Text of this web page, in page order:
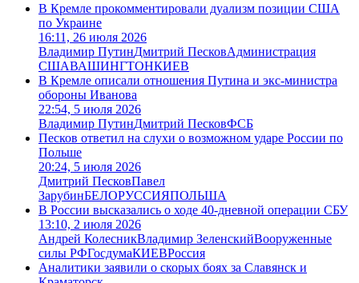
В Кремле прокомментировали дуализм позиции США
по Украине
16:11, 26 июля 2026
Владимир ПутинДмитрий ПесковАдминистрация
СШАВАШИНГТОНКИЕВ
В Кремле описали отношения Путина и экс-министра
обороны Иванова
22:54, 5 июля 2026
Владимир ПутинДмитрий ПесковФСБ
Песков ответил на слухи о возможном ударе России по
Польше
20:24, 5 июля 2026
Дмитрий ПесковПавел
ЗарубинБЕЛОРУССИЯПОЛЬША
В России высказались о ходе 40-дневной операции СБУ
13:10, 2 июля 2026
Андрей КолесникВладимир ЗеленскийВооруженные
силы РФГосдумаКИЕВРоссия
Аналитики заявили о скорых боях за Славянск и